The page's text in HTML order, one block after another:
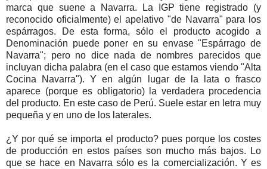
marca que suene a Navarra. La IGP tiene registrado (y
reconocido oficialmente) el apelativo "de Navarra" para los
espárragos. De esta forma, sólo el producto acogido a
Denominación puede poner en su envase "Espárrago de
Navarra"; pero no dice nada de nombres parecidos que
incluyan dicha palabra (en el caso que estamos viendo "Alta
Cocina Navarra"). Y en algún lugar de la lata o frasco
aparece (porque es obligatorio) la verdadera procedencia
del producto. En este caso de Perú. Suele estar en letra muy
pequeña y en uno de los laterales.
¿Y por qué se importa el producto? pues porque los costes
de producción en estos países son mucho más bajos. Lo
que se hace en Navarra sólo es la comercialización. Y es